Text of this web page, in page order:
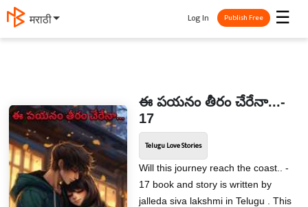
मराठी ☰
Log In Publish Free
ఈ పయనం తీరం చేరేనా...-
17
Telugu Love Stories
Will this journey reach the coast.. -
17 book and story is written by
jalleda siva lakshmi in Telugu . This